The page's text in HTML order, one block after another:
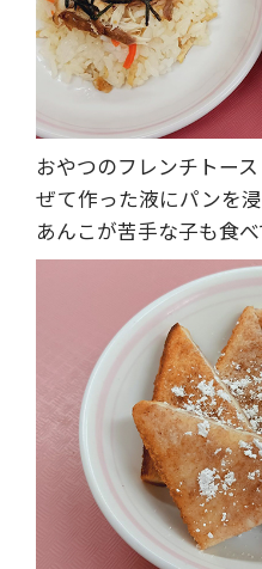
おやつのフレンチトー
ぜて作った液にパンを浸
あんこが苦手な子も食